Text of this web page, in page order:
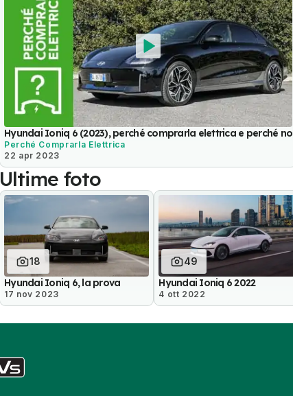
Hyundai Ioniq 6 (2023), perché comprarla elettrica e perché no
Perché Comprarla Elettrica
22 apr 2023
Ultime foto
18
Hyundai Ioniq 6, la prova
17 nov 2023
49
Hyundai Ioniq 6 2022
4 ott 2022